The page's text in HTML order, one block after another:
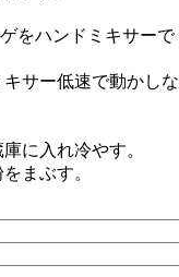
をハンドミキサーで
サー低速で動かしな
に入れ冷やす。
まぶす。